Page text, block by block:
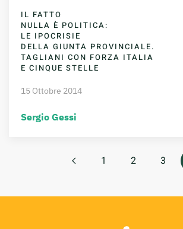
IL FATTO
NULLA È POLITICA:
LE IPOCRISIE
DELLA GIUNTA PROVINCIALE.
TAGLIANI CON FORZA ITALIA
E CINQUE STELLE
15 Ottobre 2014
Sergio Gessi
1 2 3